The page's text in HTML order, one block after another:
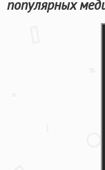
популярных